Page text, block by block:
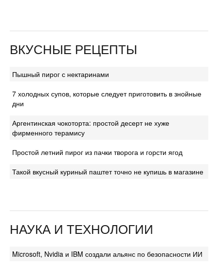
ВКУСНЫЕ РЕЦЕПТЫ
Пышный пирог с нектаринами
7 холодных супов, которые следует приготовить в знойные
дни
Аргентинская чокоторта: простой десерт не хуже
фирменного терамису
Простой летний пирог из пачки творога и горсти ягод
Такой вкусный куриный паштет точно не купишь в магазине
НАУКА И ТЕХНОЛОГИИ
Microsoft, Nvidia и IBM создали альянс по безопасности ИИ